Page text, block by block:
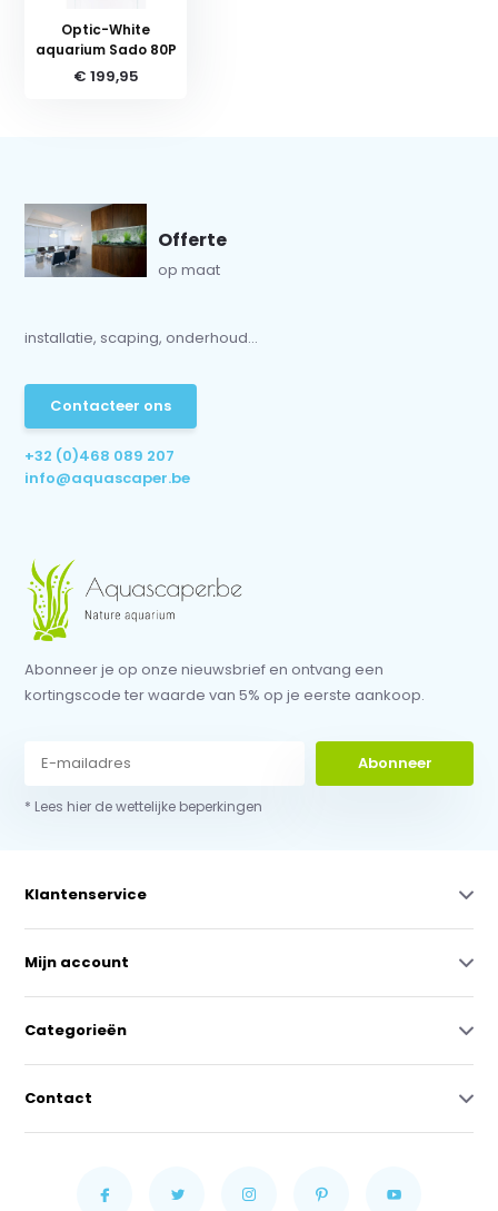
Optic-White
aquarium Sado 80P
€ 199,95
Offerte
op maat
installatie, scaping, onderhoud...
Contacteer ons
+32 (0)468 089 207
info@aquascaper.be
Abonneer je op onze nieuwsbrief en ontvang een
kortingscode ter waarde van 5% op je eerste aankoop.
Abonneer
* Lees hier de wettelijke beperkingen
Klantenservice
Mijn account
Categorieën
Contact